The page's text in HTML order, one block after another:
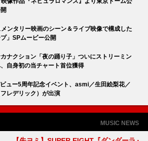
ンタリー映画のシーン＆ライブ映像で構成した
プ」SPムービー公開
カナクション「夜の踊り子」ついにストリーミン
自身初の当チャート首位獲得
ュー5周年記念イベント、asmi／生田絵梨花／
レデリック）が出演
MUSIC NEWS